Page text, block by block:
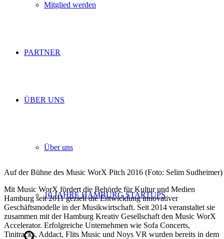
Mitglied werden
PARTNER
ÜBER UNS
Über uns
10 JAHRE HAMBURG STARTUPS
Auf der Bühne des Music WorX Pitch 2016 (Foto: Selim Sudheimer)
Mit Music WorX fördert die Behörde für Kultur und Medien
Hamburg seit 2011 gezielt die Entwicklung innovativer
Geschäftsmodelle in der Musikwirtschaft. Seit 2014 veranstaltet sie
zusammen mit der Hamburg Kreativ Gesellschaft den Music WorX
Accelerator. Erfolgreiche Unternehmen wie Sofa Concerts,
Tinitracks, Addact, Flits Music und Noys VR wurden bereits in dem